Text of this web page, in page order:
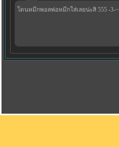
โดนหมึกพอลพ่อหมึกใส่เลยน่ะสิ 555 -3-~